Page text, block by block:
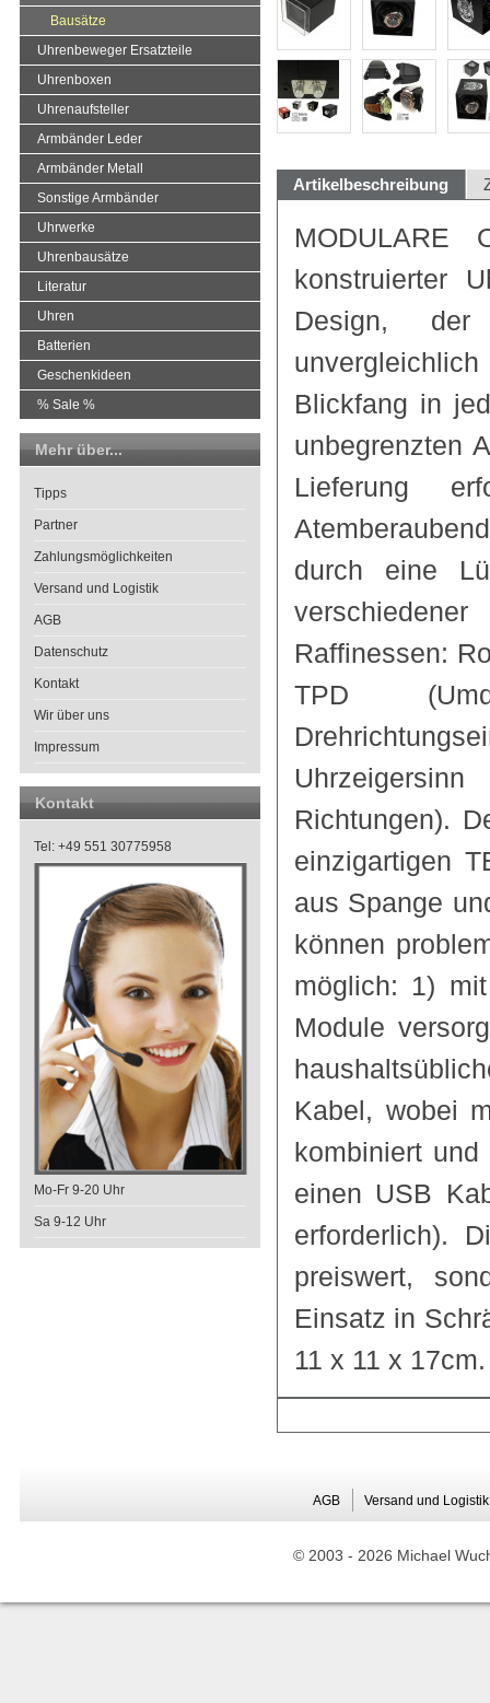
Artikelbeschreibung
MODULARE
konstruierter
Design, der
Blickfang in
unbegrenzten
Lieferung
durch eine
Raffinessen:
TPD
Richtungen).
einzigartigen
aus Spange
können
möglich: 1)
Module
Kabel, wobei
kombiniert
einen USB
erforderlich).
preiswert,
Einsatz in
11 x 11 x 17cm.
Bausätze
Uhrenbeweger Ersatzteile
Uhrenboxen
Uhrenaufsteller
Armbänder Leder
Armbänder Metall
Sonstige Armbänder
Uhrwerke
Uhrenbausätze
Literatur
Uhren
Batterien
Geschenkideen
% Sale %
Mehr über...
Tipps
Partner
Zahlungsmöglichkeiten
Versand und Logistik
AGB
Datenschutz
Kontakt
Wir über uns
Impressum
Kontakt
Tel: +49 551 30775958
Mo-Fr 9-20 Uhr
Sa 9-12 Uhr
AGB Versand und Logistik
© 2003 - 2026 Michael